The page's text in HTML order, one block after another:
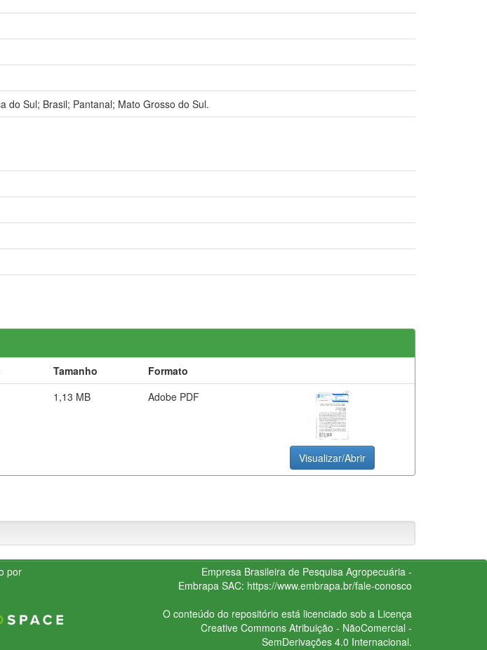
do Sul; Brasil; Pantanal; Mato Grosso do Sul.
Tamanho
Formato
1,13 MB Adobe PDF
Visualizar/Abrir
por
Empresa Brasileira de Pesquisa Agropecuária -
Embrapa SAC: https://www.embrapa.br/fale-conosco
O conteúdo do repositório está licenciado sob a Licença
Creative CommonsAtribuição - NãoComercial -
SemDerivações 4.0 Internacional.